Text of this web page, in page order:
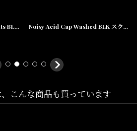
ボールCAP型へ仕上げています。
インが幅広いスタイリングに対応。
る万能キャップです。
Engineer Denim Cargo Pants BLU エンジニア デニム カーゴ パンツ Noisy Acid Cap Washed BLK スクリプト ウォッシュ キャップ 帽子
こんな商品も買っています